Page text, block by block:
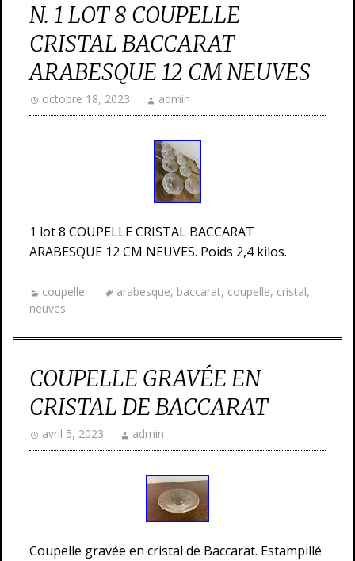
N. 1 LOT 8 COUPELLE
CRISTAL BACCARAT
ARABESQUE 12 CM NEUVES
octobre 18, 2023 admin
1 lot 8 COUPELLE CRISTAL BACCARAT
ARABESQUE 12 CM NEUVES. Poids 2,4 kilos.
coupelle arabesque, baccarat, coupelle, cristal,
neuves
COUPELLE GRAVÉE EN
CRISTAL DE BACCARAT
avril 5, 2023 admin
Coupelle gravée en cristal de Baccarat. Estampillé